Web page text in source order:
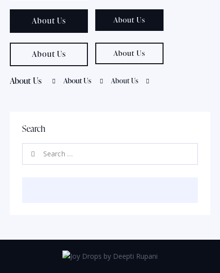
About Us About Us
About Us About Us
About Us About Us About Us
Search